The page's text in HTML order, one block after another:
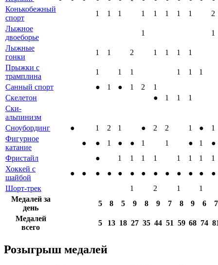
Конькобежный
спорт
1 1 1 1 1 1 1 1
2
Лыжное
двоеборье
1
1
Лыжные
гонки
1 1 2 1 1 1
1
Прыжки с
трамплина
1 1 1 1 1
1
Санный спорт
● 1 ● 1 2
1
Скелетон
● 1 1
1
Ски-
альпинизм
Сноубординг
● 1 2 1 ● 2 2 1 ●
1
Фигурное
катание
● ● 1 ● ● 1 1 ● 1
●
Фристайл
● 1 1 1 1 1 1 1
1
Хоккей с
шайбой
● ● ● ● ● ● ● ● ● ● ● ●
●
Шорт-трек
1 2 1
1
Медалей за
день
5 8 5 9 8 9 7 8 9 6
7
Медалей
всего
5 13 18 27 35 44 51 59 68 74
Розыгрыш медалей